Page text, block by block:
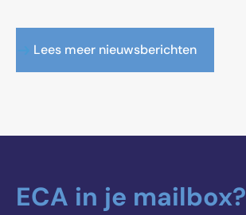
Lees meer nieuwsberichten
ECA in je mailbox?